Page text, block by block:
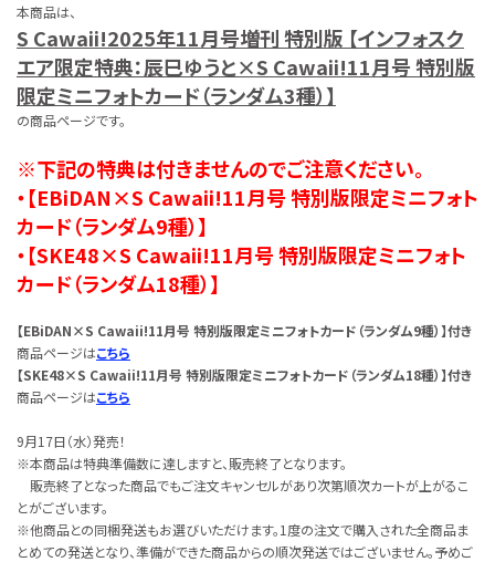
本商品は、
S Cawaii!2025年11月号増刊 特別版 【インフォスク
エア限定特典：辰巳ゆうと×S Cawaii!11月号 特別版
限定ミニフォトカード（ランダム3種）】
の商品ページです。
※下記の特典は付きませんのでご注意ください。
・【EBiDAN×S Cawaii!11月号 特別版限定ミニフォト
カード（ランダム9種）】
・【SKE48×S Cawaii!11月号 特別版限定ミニフォト
カード（ランダム18種）】
【EBiDAN×S Cawaii!11月号 特別版限定ミニフォトカード（ランダム9種）】付き
商品ページはこちら
【SKE48×S Cawaii!11月号 特別版限定ミニフォトカード（ランダム18種）】付き
商品ページはこちら
9月17日（水）発売！
※本商品は特典準備数に達しますと、販売終了となります。
販売終了となった商品でもご注文キャンセルがあり次第順次カートが上がるこ
とがございます。
※他商品との同梱発送もお選びいただけます。1度の注文で購入された全商品ま
とめての発送となり、準備ができた商品からの順次発送ではございません。予めご